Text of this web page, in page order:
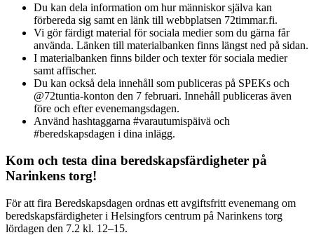
Du kan dela information om hur människor själva kan
förbereda sig samt en länk till webbplatsen 72timmar.fi.
Vi gör färdigt material för sociala medier som du gärna får
använda. Länken till materialbanken finns längst ned på sidan.
I materialbanken finns bilder och texter för sociala medier
samt affischer.
Du kan också dela innehåll som publiceras på SPEKs och
@72tuntia-konton den 7 februari. Innehåll publiceras även
före och efter evenemangsdagen.
Använd hashtaggarna #varautumispäivä och
#beredskapsdagen i dina inlägg.
Kom och testa dina beredskapsfärdigheter på
Narinkens torg!
För att fira Beredskapsdagen ordnas ett avgiftsfritt evenemang om
beredskapsfärdigheter i Helsingfors centrum på Narinkens torg
lördagen den 7.2 kl. 12–15.